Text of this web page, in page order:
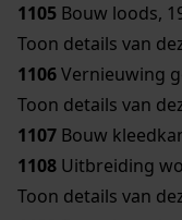
1105 Bouw loods,
Toon details van
1106Vernieuwing
Toon details van
1107 Bouw
1108 Uitbreiding
Toon details van